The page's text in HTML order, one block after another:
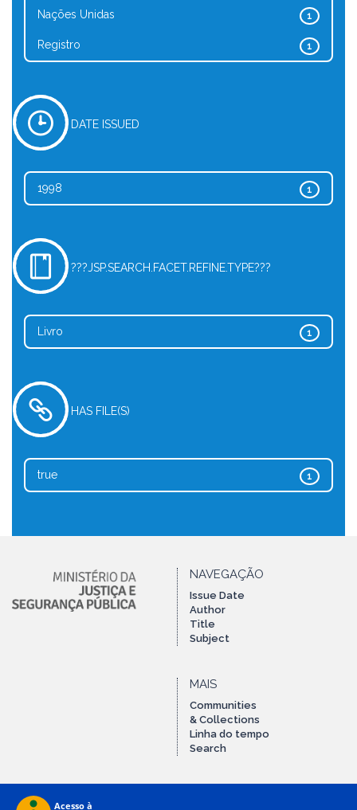
1
Nações Unidas
1
Registro
DATE ISSUED
1
1998
???JSP.SEARCH.FACET.REFINE.TYPE???
1
Livro
HAS FILE(S)
1
true
NAVEGAÇÃO
Issue Date
Author
Title
Subject
MAIS
Communities
& Collections
Linha do tempo
Search